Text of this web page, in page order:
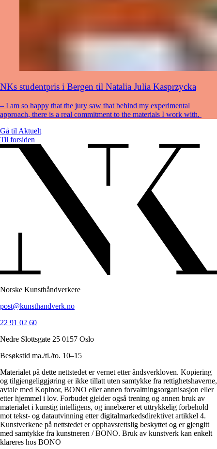
NKs studentpris i Bergen til Natalia Julia Kasprzycka
– I am so happy that the jury saw that behind my experimental
approach, there is a real commitment to the materials I work with.
Gå til Aktuelt
Til forsiden
Norske Kunsthåndverkere
post@kunsthandverk.no
22 91 02 60
Nedre Slottsgate 25 0157 Oslo
Besøkstid ma./ti./to. 10–15
Materialet på dette nettstedet er vernet etter åndsverkloven. Kopiering
og tilgjengeliggjøring er ikke tillatt uten samtykke fra rettighetshaverne,
avtale med Kopinor, BONO eller annen forvaltningsorganisasjon eller
etter hjemmel i lov. Forbudet gjelder også trening og annen bruk av
materialet i kunstig intelligens, og innebærer et uttrykkelig forbehold
mot tekst- og datautvinning etter digitalmarkedsdirektivet artikkel 4.
Kunstverkene på nettstedet er opphavsrettslig beskyttet og er gjengitt
med samtykke fra kunstneren / BONO. Bruk av kunstverk kan enkelt
klareres hos BONO